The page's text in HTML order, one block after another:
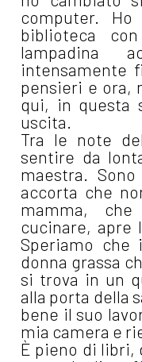
computer.
biblioteca
lampadina
intensamente
pensieri e ora,
qui, in questa
uscita.
Tra le note
sentire da
maestra.
accorta che
mamma,
cucinare, apre
Speriamo che
donna grassa
si trova in un
alla porta della
bene il suo
mia camera e
È pieno di libri,